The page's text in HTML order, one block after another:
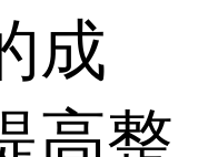
成
高整